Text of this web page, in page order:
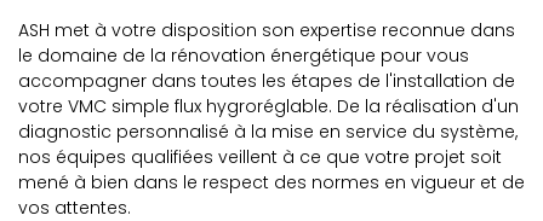
ASH met à votre disposition son expertise reconnue dans
le domaine de la rénovation énergétique pour vous
accompagner dans toutes les étapes de l'installation de
votre VMC simple flux hygroréglable. De la réalisation d'un
diagnostic personnalisé à la mise en service du système,
nos équipes qualifiées veillent à ce que votre projet soit
mené à bien dans le respect des normes en vigueur et de
vos attentes.